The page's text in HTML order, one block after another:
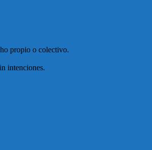
propio o colectivo.
intenciones.